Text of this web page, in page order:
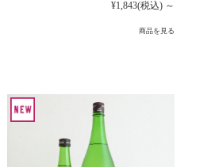
¥1,843(税込) ～
商品を見る